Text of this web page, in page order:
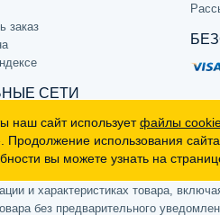
заказ
СЕТИ
является публичной офертой
и характеристиках товара,
без предварительного
наш сайт используетфайлы
использования
вы можете узнать на